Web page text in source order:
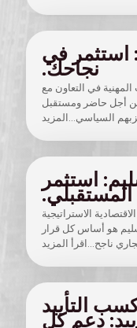
استثمر في
نجاحك.
المهنية في التعاون مع
أجل حاضر ومستقبل
السياسي...المزيد
استثمر
الاستراتيجية
هو أساس كل قرار
ناجح...اقرأ المزيد
التأييد
دعم كل